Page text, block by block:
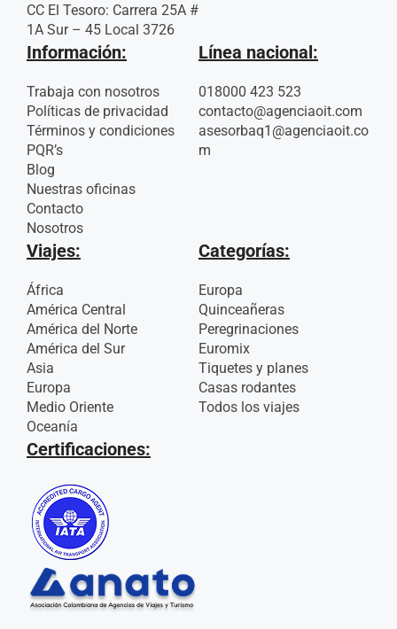
CC El Tesoro: Carrera 25A #
1A Sur – 45 Local 3726
Información:
Trabaja con nosotros
Políticas de privacidad
Términos y condiciones
PQR’s
Blog
Nuestras oficinas
Contacto
Nosotros
Línea nacional:
018000 423 523
contacto@agenciaoit.com
asesorbaq1@agenciaoit.co
m
Viajes:
África
América Central
América del Norte
América del Sur
Asia
Europa
Medio Oriente
Oceanía
Categorías:
Europa
Quinceañeras
Peregrinaciones
Euromix
Tiquetes y planes
Casas rodantes
Todos los viajes
Certificaciones: